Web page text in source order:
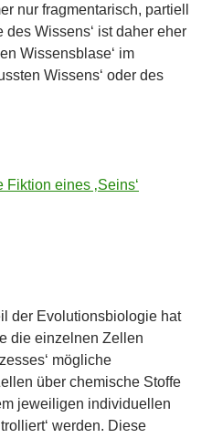
nur fragmentarisch, partiell
des Wissens‘ ist daher eher
Wissensblase‘ im
Wissens‘ oder des
eines ‚Seins‘
der Evolutionsbiologie hat
die einzelnen Zellen
mögliche
über chemische Stoffe
jeweiligen individuellen
werden. Diese